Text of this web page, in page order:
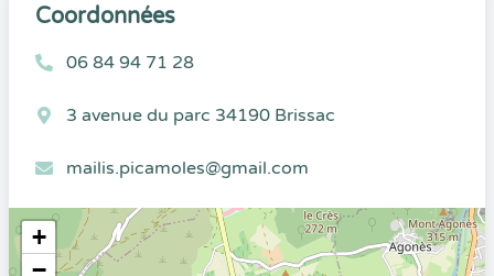
Coordonnées
06 84 94 71 28
3 avenue du parc 34190 Brissac
mailis.picamoles@gmail.com
+
−